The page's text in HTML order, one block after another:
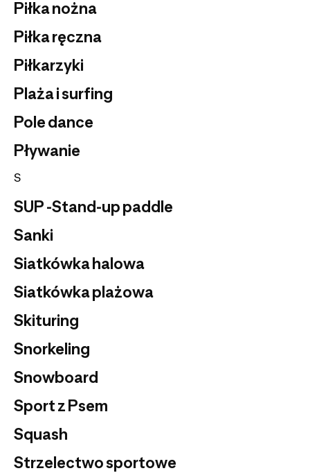
Piłka nożna
Piłka ręczna
Piłkarzyki
Plaża i surfing
Pole dance
Pływanie
S
SUP -Stand-up paddle
Sanki
Siatkówka halowa
Siatkówka plażowa
Skituring
Snorkeling
Snowboard
Sport z Psem
Squash
Strzelectwo sportowe